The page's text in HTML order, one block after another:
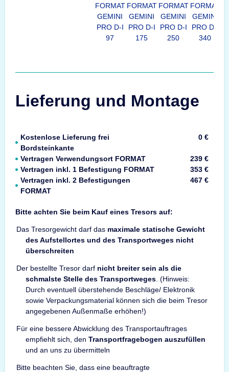
FORMAT
GEMINI
PRO D-I
97
FORMAT
GEMINI
PRO D-I
175
FORMAT
GEMINI
PRO D-I
250
FORMAT
GEMINI
PRO D-I
340
Lieferung und Montage
Kostenlose Lieferung frei
Bordsteinkante
0 €
Vertragen Verwendungsort FORMAT
239 €
Vertragen inkl. 1 Befestigung FORMAT
353 €
Vertragen inkl. 2 Befestigungen
FORMAT
467 €
Bitte achten Sie beim Kauf eines Tresors auf:
Das Tresorgewicht darf das maximale statische Gewicht
des Aufstellortes und des Transportweges nicht
überschreiten
Der bestellte Tresor darf nicht breiter sein als die
schmalste Stelle des Transportweges . (Hinweis:
Durch eventuell überstehende Beschläge/ Elektronik
sowie Verpackungsmaterial können sich die beim Tresor
angegebenen Außenmaße erhöhen!)
Für eine bessere Abwicklung des Transportauftrages
empfiehlt sich, den Transportfragebogen auszufüllen
und an uns zu übermitteln
Bitte beachten Sie, dass eine beauftragte